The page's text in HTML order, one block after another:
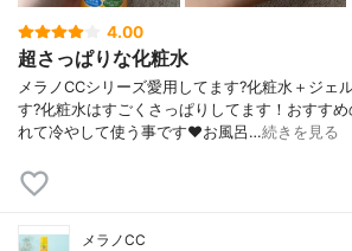
4.00
超さっぱりな化粧水
メラノCCシリーズ愛用してます?化粧水＋ジェ
す?化粧水はすごくさっぱりしてます！おすす
れて冷やして使う事です❤️お風呂…続きを見る
メラノCC